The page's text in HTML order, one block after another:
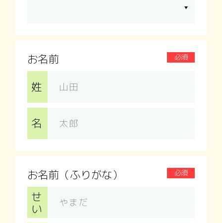
お名前 必須
姓
名
お名前（ふりがな） 必須
せ
い